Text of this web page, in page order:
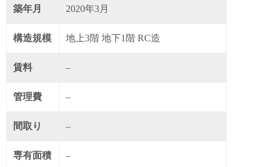
築年月 2020年3月
構造規模 地上3階 地下1階 RC造
賃料 –
管理費 –
間取り –
専有面積 –